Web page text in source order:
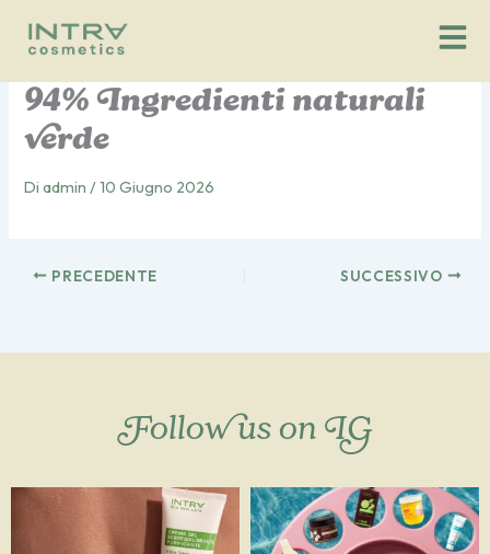
94% Ingredienti naturali
verde
Diadmin/10 Giugno 2026
PRECEDENTE SUCCESSIVO
Follow us on IG